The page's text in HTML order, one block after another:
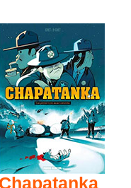
Chapatanka